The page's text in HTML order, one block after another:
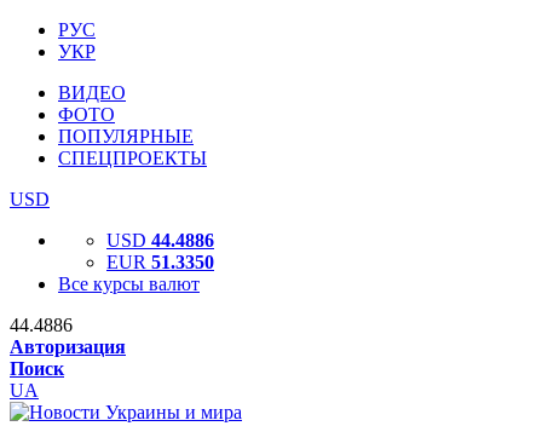
РУС
УКР
ВИДЕО
ФОТО
ПОПУЛЯРНЫЕ
СПЕЦПРОЕКТЫ
USD
USD 44.4886
EUR 51.3350
Все курсы валют
44.4886
Авторизация
Поиск
UA